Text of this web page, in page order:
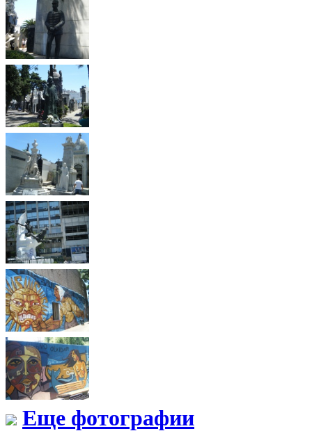
Еще фотографии